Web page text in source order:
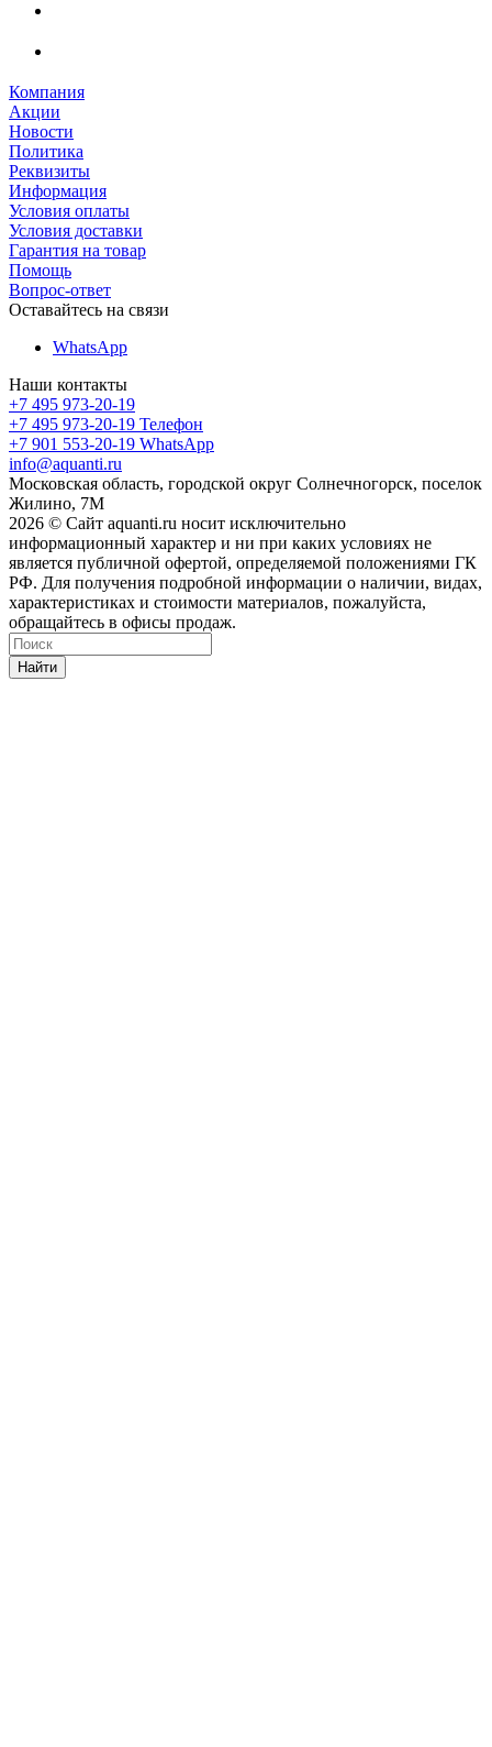
Компания
Акции
Новости
Политика
Реквизиты
Информация
Условия оплаты
Условия доставки
Гарантия на товар
Помощь
Вопрос-ответ
Оставайтесь на связи
WhatsApp
Наши контакты
+7 495 973-20-19
+7 495 973-20-19 Телефон
+7 901 553-20-19 WhatsApp
info@aquanti.ru
Московская область, городской округ Солнечногорск, поселок
Жилино, 7М
2026 © Сайт aquanti.ru носит исключительно
информационный характер и ни при каких условиях не
является публичной офертой, определяемой положениями ГК
РФ. Для получения подробной информации о наличии, видах,
характеристиках и стоимости материалов, пожалуйста,
обращайтесь в офисы продаж.
Найти